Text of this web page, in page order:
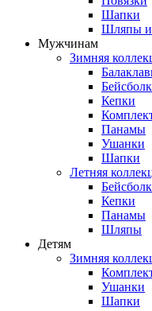
Шапки
Шляпы и
Мужчинам
Зимняя
Кепки
Панамы
Ушанки
Шапки
Летняя
Кепки
Панамы
Шляпы
Детям
Зимняя
Ушанки
Шапки